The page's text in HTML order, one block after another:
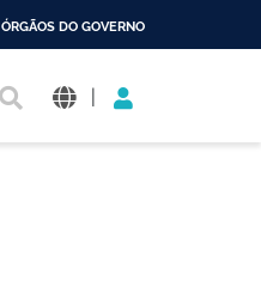
ÓRGÃOS DO GOVERNO
|